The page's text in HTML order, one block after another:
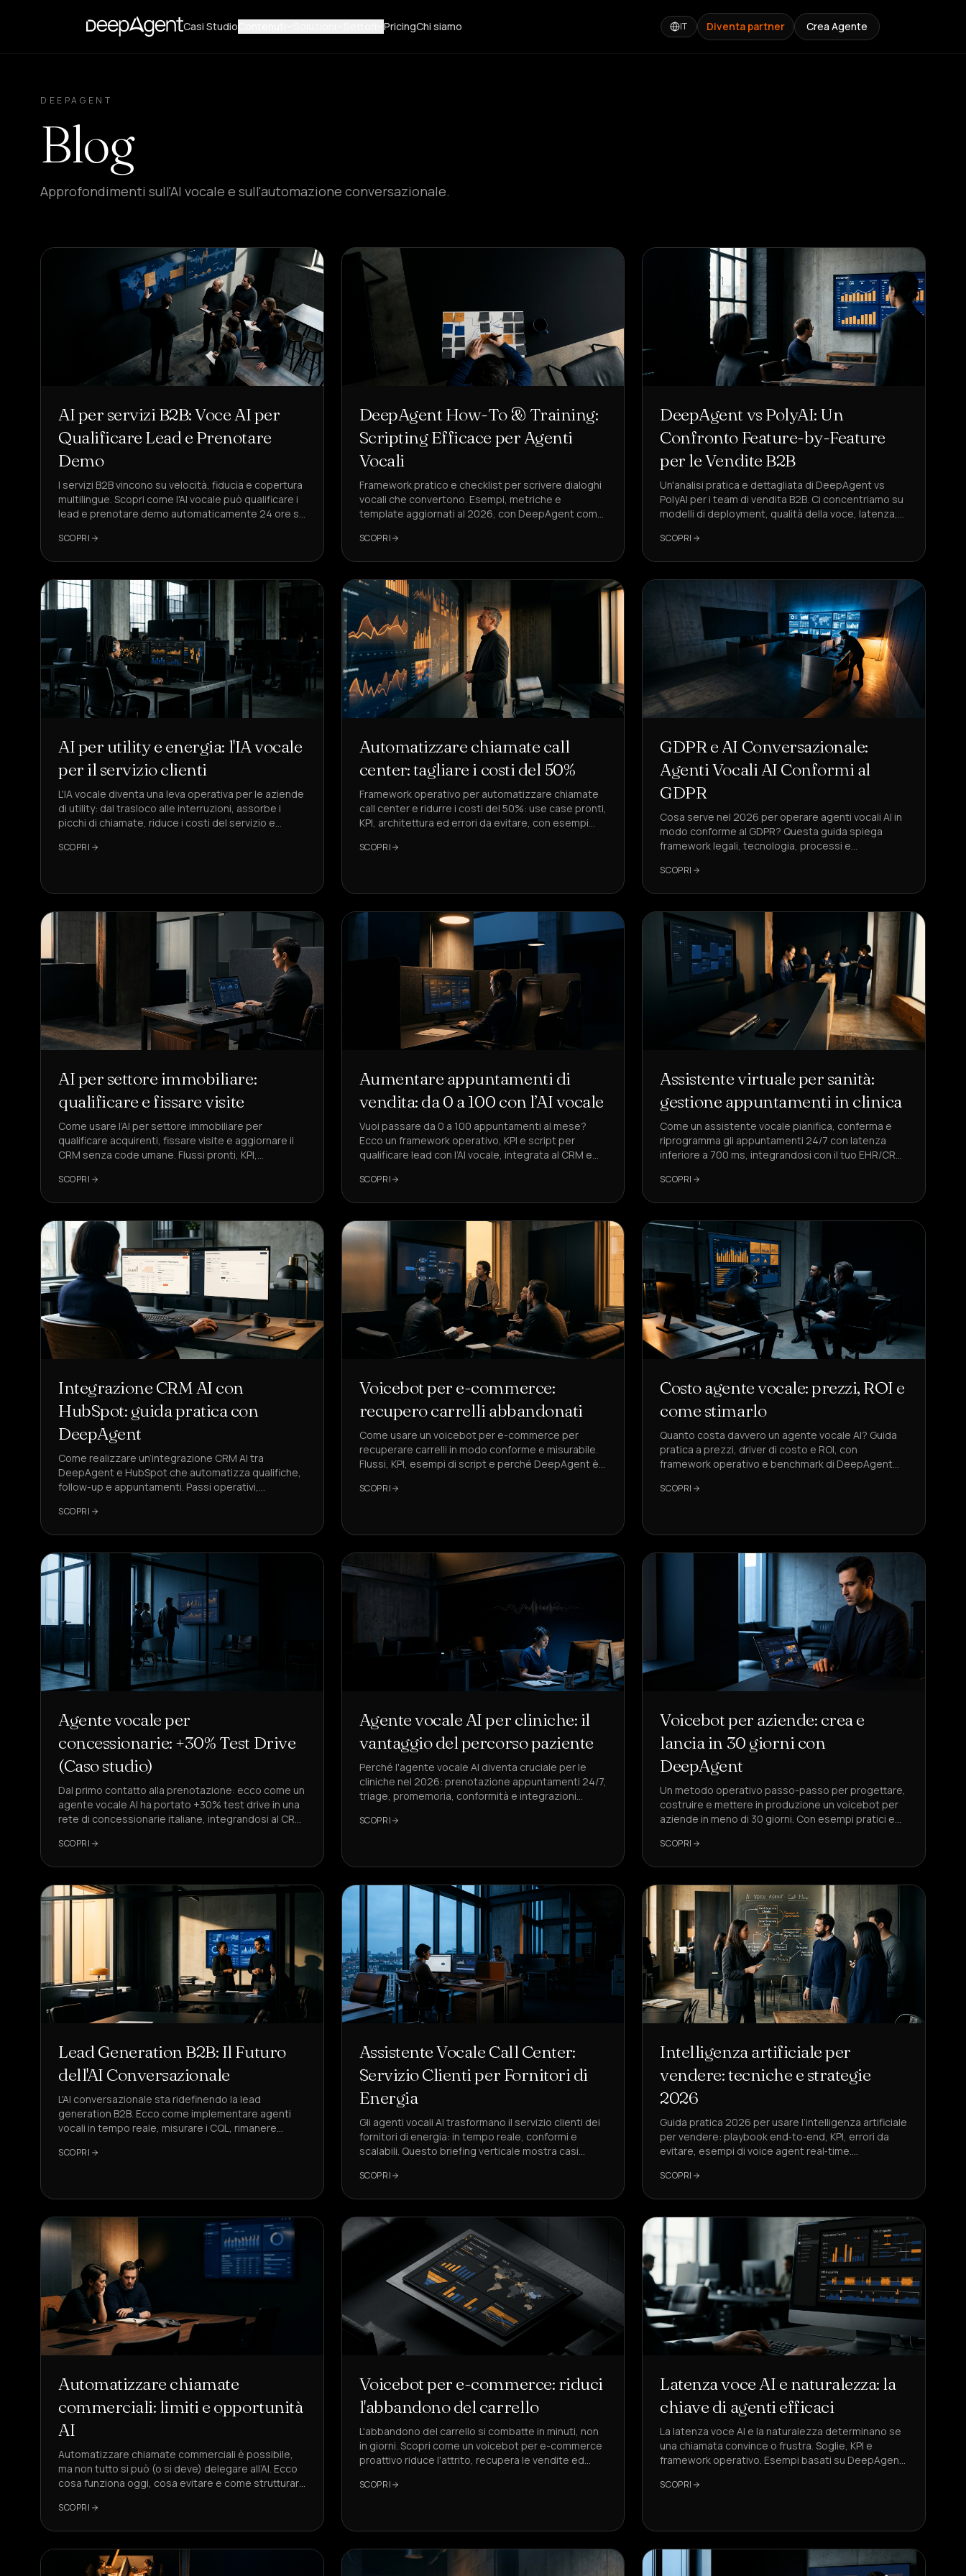
Casi Studio PricingChi siamo IT Diventa partner Crea Agente
DEEPAGENT
Blog
Approfondimenti sull'AI vocale e sull'automazione conversazionale.
AI per servizi B2B: Voce AI per
Qualificare Lead e Prenotare
Demo
I servizi B2B vincono su velocità, fiducia e copertura
multilingue. Scopri come l'AI vocale può qualificare i
lead e prenotare demo automaticamente 24 ore su
automazione CRM che la tua RevOps già utilizza.
SCOPRI
DeepAgent How-To & Training:
Scripting Efficace per Agenti
Vocali
Framework pratico e checklist per scrivere dialoghi
vocali che convertono. Esempi, metriche e
template aggiornati al 2026, con DeepAgent come
SCOPRI
DeepAgent vs PolyAI: Un
Confronto Feature-by-Feature
per le Vendite B2B
Un'analisi pratica e dettagliata di DeepAgent vs
PolyAI per i team di vendita B2B. Ci concentriamo su
modelli di deployment, qualità della voce, latenza,
appuntamento.
SCOPRI
AI per utility e energia: l'IA vocale
per il servizio clienti
L'IA vocale diventa una leva operativa per le aziende
di utility: dal trasloco alle interruzioni, assorbe i
picchi di chiamate, riduce i costi del servizio e
riferimento.
SCOPRI
Automatizzare chiamate call
center: tagliare i costi del 50%
Framework operativo per automatizzare chiamate
call center e ridurre i costi del 50%: use case pronti,
KPI, architettura ed errori da evitare, con esempi
SCOPRI
GDPR e AI Conversazionale:
Agenti Vocali AI Conformi al
GDPR
Cosa serve nel 2026 per operare agenti vocali AI in
modo conforme al GDPR? Questa guida spiega
framework legali, tecnologia, processi e
come soluzione di riferimento.
SCOPRI
AI per settore immobiliare:
qualificare e fissare visite
Come usare l’AI per settore immobiliare per
qualificare acquirenti, fissare visite e aggiornare il
CRM senza code umane. Flussi pronti, KPI,
SCOPRI
Aumentare appuntamenti di
vendita: da 0 a 100 con l’AI vocale
Vuoi passare da 0 a 100 appuntamenti al mese?
Ecco un framework operativo, KPI e script per
qualificare lead con l’AI vocale, integrata al CRM e
SCOPRI
Assistente virtuale per sanità:
gestione appuntamenti in clinica
Come un assistente vocale pianifica, conferma e
riprogramma gli appuntamenti 24/7 con latenza
inferiore a 700 ms, integrandosi con il tuo EHR/CRM
pratico con DeepAgent.
SCOPRI
Integrazione CRM AI con
HubSpot: guida pratica con
DeepAgent
Come realizzare un’integrazione CRM AI tra
DeepAgent e HubSpot che automatizza qualifiche,
follow-up e appuntamenti. Passi operativi,
SCOPRI
Voicebot per e-commerce:
recupero carrelli abbandonati
Come usare un voicebot per e-commerce per
recuperare carrelli in modo conforme e misurabile.
Flussi, KPI, esempi di script e perché DeepAgent è
SCOPRI
Costo agente vocale: prezzi, ROI e
come stimarlo
Quanto costa davvero un agente vocale AI? Guida
pratica a prezzi, driver di costo e ROI, con
framework operativo e benchmark di DeepAgent
SCOPRI
Agente vocale per
concessionarie: +30% Test Drive
(Caso studio)
Dal primo contatto alla prenotazione: ecco come un
agente vocale AI ha portato +30% test drive in una
rete di concessionarie italiane, integrandosi al CRM
SCOPRI
Agente vocale AI per cliniche: il
vantaggio del percorso paziente
Perché l'agente vocale AI diventa cruciale per le
cliniche nel 2026: prenotazione appuntamenti 24/7,
triage, promemoria, conformità e integrazioni
SCOPRI
Voicebot per aziende: crea e
lancia in 30 giorni con
DeepAgent
Un metodo operativo passo-passo per progettare,
costruire e mettere in produzione un voicebot per
aziende in meno di 30 giorni. Con esempi pratici e
SCOPRI
Lead Generation B2B: Il Futuro
dell'AI Conversazionale
L'AI conversazionale sta ridefinendo la lead
generation B2B. Ecco come implementare agenti
vocali in tempo reale, misurare i CQL, rimanere
prevedibile.
SCOPRI
Assistente Vocale Call Center:
Servizio Clienti per Fornitori di
Energia
Gli agenti vocali AI trasformano il servizio clienti dei
fornitori di energia: in tempo reale, conformi e
scalabili. Questo briefing verticale mostra casi
il riferimento.
SCOPRI
Intelligenza artificiale per
vendere: tecniche e strategie
2026
Guida pratica 2026 per usare l’intelligenza artificiale
per vendere: playbook end‑to‑end, KPI, errori da
evitare, esempi di voice agent real‑time.
SCOPRI
Automatizzare chiamate
commerciali: limiti e opportunità
AI
Automatizzare chiamate commerciali è possibile,
ma non tutto si può (o si deve) delegare all’AI. Ecco
cosa funziona oggi, cosa evitare e come strutturare
DeepAgent come riferimento.
SCOPRI
Voicebot per e-commerce: riduci
l'abbandono del carrello
L'abbandono del carrello si combatte in minuti, non
in giorni. Scopri come un voicebot per e-commerce
proattivo riduce l'attrito, recupera le vendite ed
SCOPRI
Latenza voce AI e naturalezza: la
chiave di agenti efficaci
La latenza voce AI e la naturalezza determinano se
una chiamata convince o frustra. Soglie, KPI e
framework operativo. Esempi basati su DeepAgent,
SCOPRI